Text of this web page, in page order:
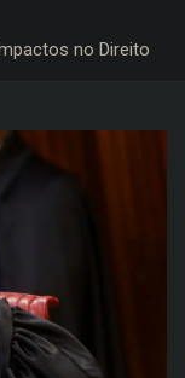
no Direito